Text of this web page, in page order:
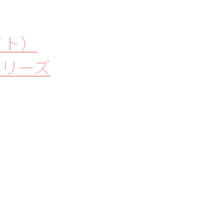
）
ーズ